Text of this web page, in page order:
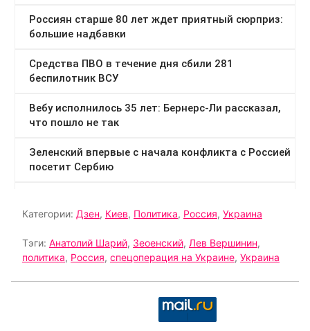
Категории: Дзен, Киев, Политика, Россия, Украина
Тэги: Анатолий Шарий, Зеоенский, Лев Вершинин,
политика, Россия, спецоперация на Украине, Украина